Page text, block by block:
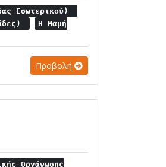
Εσωτερικού)
Η Μαμή
Προβολή
Οργάνωσης